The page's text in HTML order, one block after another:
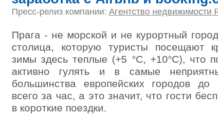
Пресс-релиз компании: Агентство недвижимости
Прага - не морской и не курортный
столица, которую туристы посещают
зимы здесь теплые (+5 °C, +10°C), что
активно гулять и в самые
большинства европейских городов
всего за час, а это значит, что гости
в короткие поездки.